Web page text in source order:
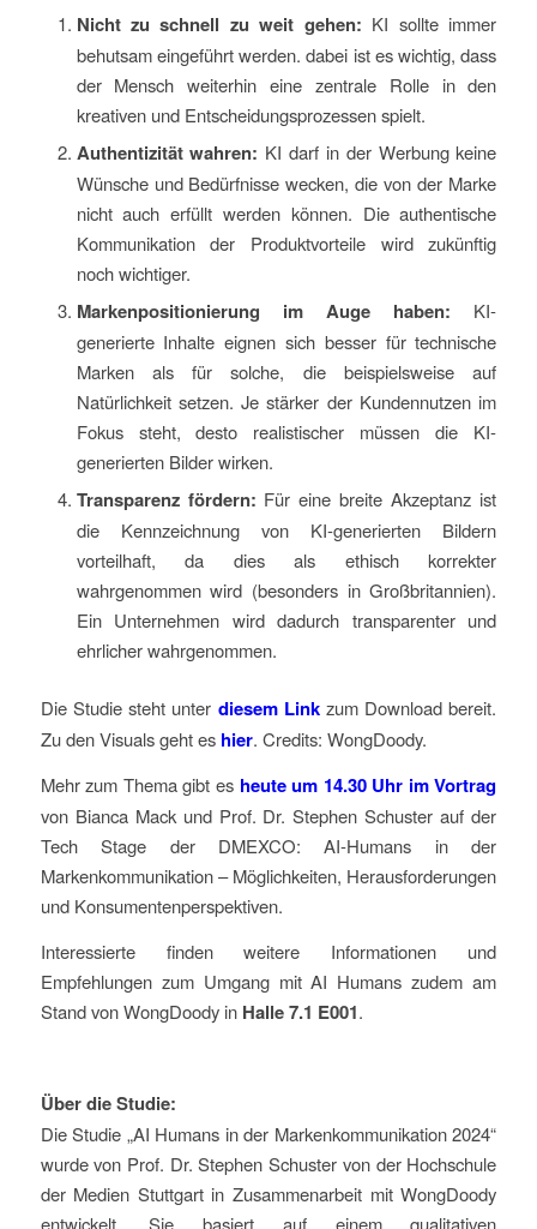
Nicht zu schnell zu weit gehen: KI sollte immer
behutsam eingeführt werden. dabei ist es wichtig, dass
der Mensch weiterhin eine zentrale Rolle in den
kreativen und Entscheidungsprozessen spielt.
Authentizität wahren: KI darf in der Werbung keine
Wünsche und Bedürfnisse wecken, die von der Marke
nicht auch erfüllt werden können. Die authentische
Kommunikation der Produktvorteile wird zukünftig
noch wichtiger.
Markenpositionierung im Auge haben: KI-
generierte Inhalte eignen sich besser für technische
Marken als für solche, die beispielsweise auf
Natürlichkeit setzen. Je stärker der Kundennutzen im
Fokus steht, desto realistischer müssen die KI-
generierten Bilder wirken.
Transparenz fördern: Für eine breite Akzeptanz ist
die Kennzeichnung von KI-generierten Bildern
vorteilhaft, da dies als ethisch korrekter
wahrgenommen wird (besonders in Großbritannien).
Ein Unternehmen wird dadurch transparenter und
ehrlicher wahrgenommen.
Die Studie steht unter diesem Linkzum Download bereit.
Zu den Visuals geht es hier. Credits: WongDoody.
Mehr zum Thema gibt es heute um 14.30 Uhr im Vortrag
von Bianca Mack und Prof. Dr. Stephen Schuster auf der
Tech Stage der DMEXCO: AI-Humans in der
Markenkommunikation – Möglichkeiten, Herausforderungen
und Konsumentenperspektiven.
Interessierte finden weitere Informationen und
Empfehlungen zum Umgang mit AI Humans zudem am
Stand von WongDoody in Halle 7.1 E001.
Über die Studie:
Die Studie „AI Humans in der Markenkommunikation 2024“
wurde von Prof. Dr. Stephen Schuster von der Hochschule
der Medien Stuttgart in Zusammenarbeit mit WongDoody